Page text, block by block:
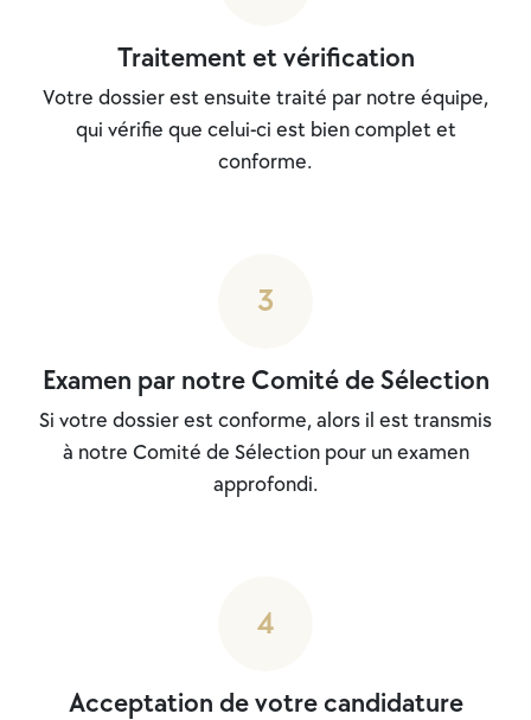
Traitement et vérification
Votre dossier est ensuite traité par notre équipe,
qui vérifie que celui-ci est bien complet et
conforme.
3
Examen par notre Comité de Sélection
Si votre dossier est conforme, alors il est transmis
à notre Comité de Sélection pour un examen
approfondi.
4
Acceptation de votre candidature